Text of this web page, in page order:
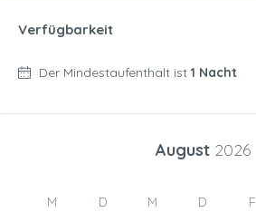
Verfügbarkeit
Der Mindestaufenthalt ist 1 Nacht
August 2026
M D M D F